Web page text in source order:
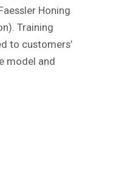
Honing
Training
to customers’
model and